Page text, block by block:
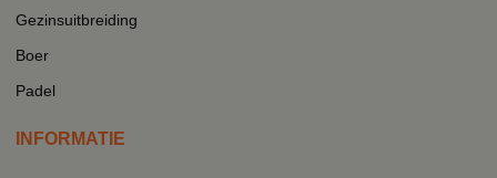
Gezinsuitbreiding
Boer
Padel
INFORMATIE